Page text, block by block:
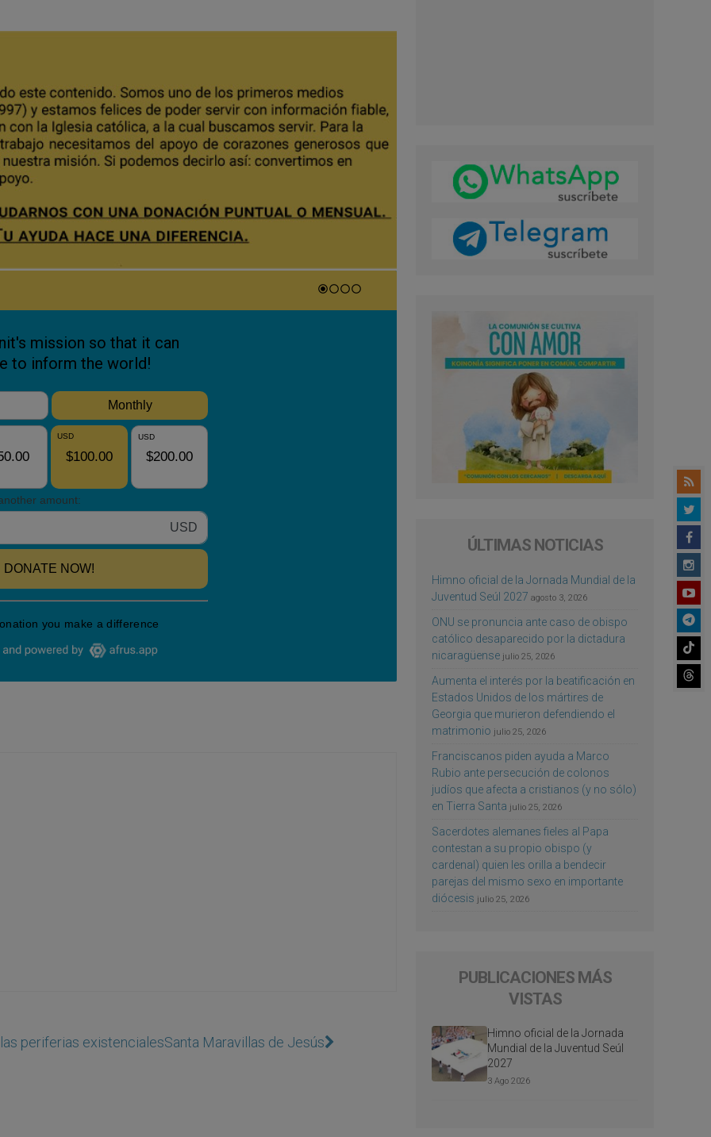
periferias existencialesSanta Maravillas de Jesús
ÚLTIMAS NOTICIAS
Himno oficial de la Jornada Mundial de la
Juventud Seúl 2027 agosto 3, 2026
ONU se pronuncia ante caso de obispo
católico desaparecido por la dictadura
nicaragüense julio 25, 2026
Aumenta el interés por la beatificación en
Estados Unidos de los mártires de
Georgia que murieron defendiendo el
matrimonio julio 25, 2026
Franciscanos piden ayuda a Marco
Rubio ante persecución de colonos
judíos que afecta a cristianos (y no sólo)
en Tierra Santa julio 25, 2026
Sacerdotes alemanes fieles al Papa
contestan a su propio obispo (y
cardenal) quien les orilla a bendecir
parejas del mismo sexo en importante
diócesis julio 25, 2026
PUBLICACIONES MÁS
VISTAS
Himno oficial de la Jornada
Mundial de la Juventud Seúl
2027
3 Ago 2026